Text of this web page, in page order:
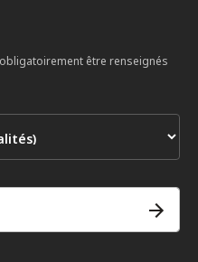
être renseignés